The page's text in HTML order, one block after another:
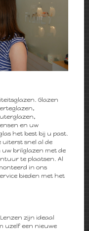
Glazen
en uw
het best bij u past.
uiterst snel al de
uw brilglazen met de
te plaatsen. Al
in ons
bieden met het
zijn ideaal
uzelf een nieuwe